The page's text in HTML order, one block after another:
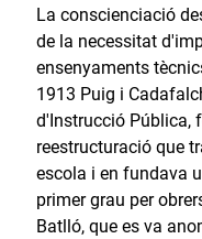
La conscienciació
de la necessitat
ensenyaments
1913 Puig i
d'Instrucció Pública,
reestructuració que
escola i en fundava
primer grau per
Batlló, que es va